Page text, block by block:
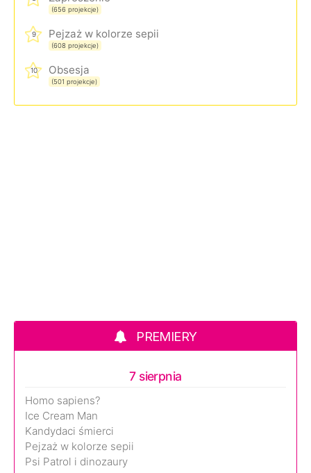
(656 projekcje)
9 Pejzaż w kolorze sepii
(608 projekcje)
10 Obsesja
(501 projekcje)
PREMIERY
7 sierpnia
Homo sapiens?
Ice Cream Man
Kandydaci śmierci
Pejzaż w kolorze sepii
Psi Patrol i dinozaury